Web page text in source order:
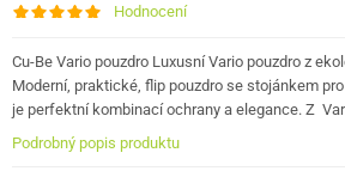
Hodnocení
Cu-Be Vario pouzdro Luxusní Vario pouzdro z
Moderní, praktické, flip pouzdro se stojánkem
je perfektní kombinací ochrany a elegance. Z
Podrobný popis produktu